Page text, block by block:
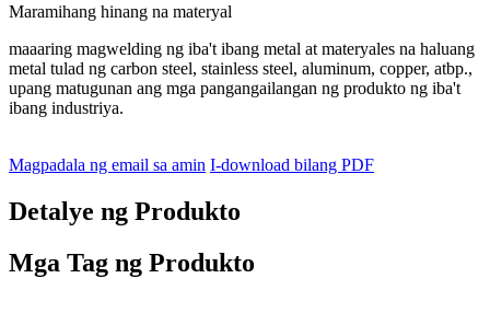
Maramihang hinang na materyal
maaaring magwelding ng iba't ibang metal at materyales na haluang
metal tulad ng carbon steel, stainless steel, aluminum, copper, atbp.,
upang matugunan ang mga pangangailangan ng produkto ng iba't
ibang industriya.
Magpadala ng email sa amin I-download bilang PDF
Detalye ng Produkto
Mga Tag ng Produkto